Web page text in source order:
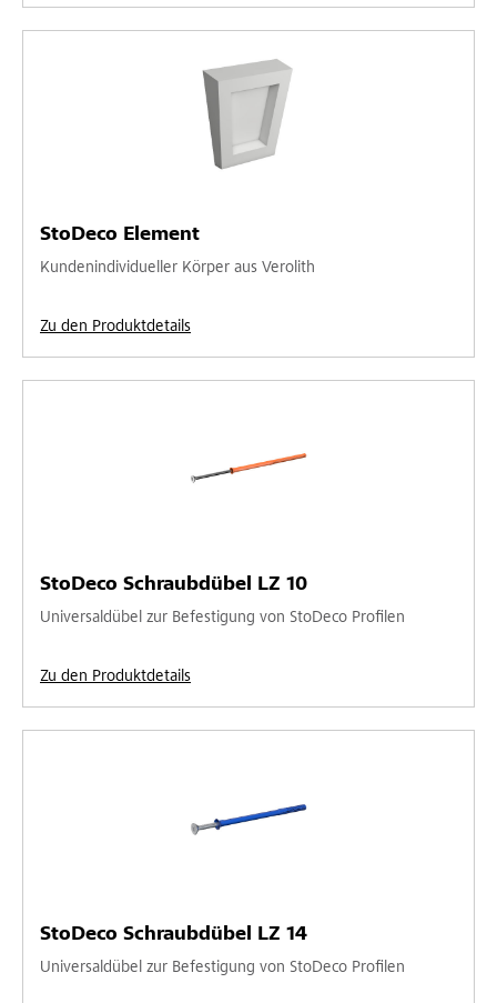
StoDeco Element
Kundenindividueller Körper aus Verolith
Zu den Produktdetails
StoDeco Schraubdübel LZ 10
Universaldübel zur Befestigung von StoDeco Profilen
Zu den Produktdetails
StoDeco Schraubdübel LZ 14
Universaldübel zur Befestigung von StoDeco Profilen